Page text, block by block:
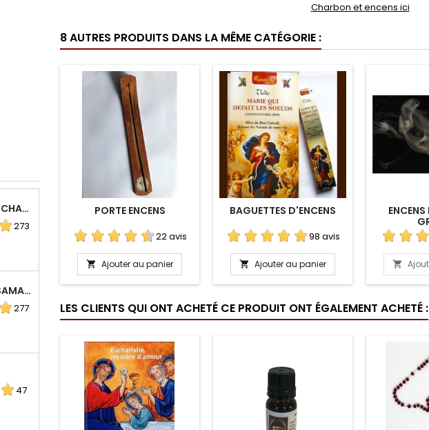
HUILE DE SAINT CHARBEL
273
HUILE DU BON SAMARITAIN
277
47
Charbon et encens ici
8 AUTRES PRODUITS DANS LA MÊME CATÉGORIE :
PORTE ENCENS
22 avis
 Ajouter au panier
BAGUETTES D'ENCENS
98 avis
 Ajouter au panier
ENCENS

LES CLIENTS QUI ONT ACHETÉ CE PRODUIT ONT ÉGALEMENT ACHETÉ :